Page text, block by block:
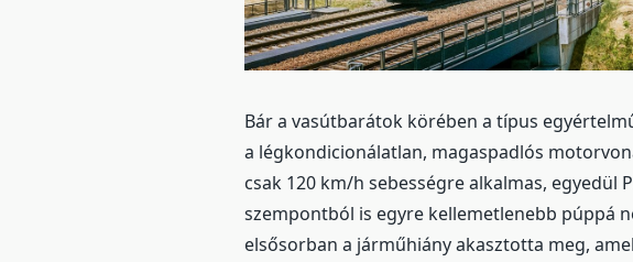
Bár a vasútbarátok körében a típus
a légkondicionálatlan, magaspadlós
csak 120 km/h sebességre alkalmas, egyedül
szempontból is egyre kellemetlenebb púppá
elsősorban a járműhiány akasztotta meg,